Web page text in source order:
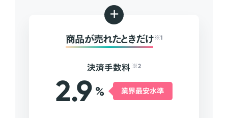
+
商品が売れたときだけ ※1
決済手数料 ※2
2.9 % 業界最安水準